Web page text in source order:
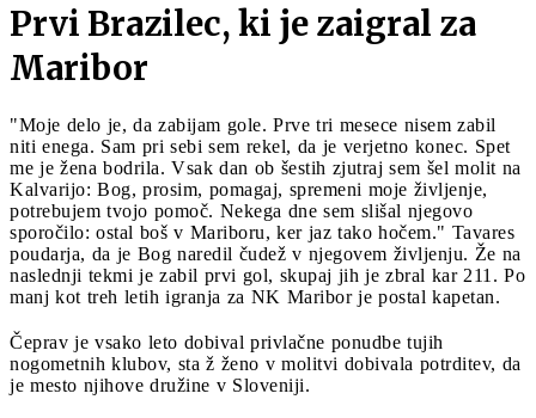
Prvi Brazilec, ki je zaigral za
Maribor
"Moje delo je, da zabijam gole. Prve tri mesece nisem zabil
niti enega. Sam pri sebi sem rekel, da je verjetno konec. Spet
me je žena bodrila. Vsak dan ob šestih zjutraj sem šel molit na
Kalvarijo: Bog, prosim, pomagaj, spremeni moje življenje,
potrebujem tvojo pomoč. Nekega dne sem slišal njegovo
sporočilo: ostal boš v Mariboru, ker jaz tako hočem." Tavares
poudarja, da je Bog naredil čudež v njegovem življenju. Že na
naslednji tekmi je zabil prvi gol, skupaj jih je zbral kar 211. Po
manj kot treh letih igranja za NK Maribor je postal kapetan.
Čeprav je vsako leto dobival privlačne ponudbe tujih
nogometnih klubov, sta ž ženo v molitvi dobivala potrditev, da
je mesto njihove družine v Sloveniji.